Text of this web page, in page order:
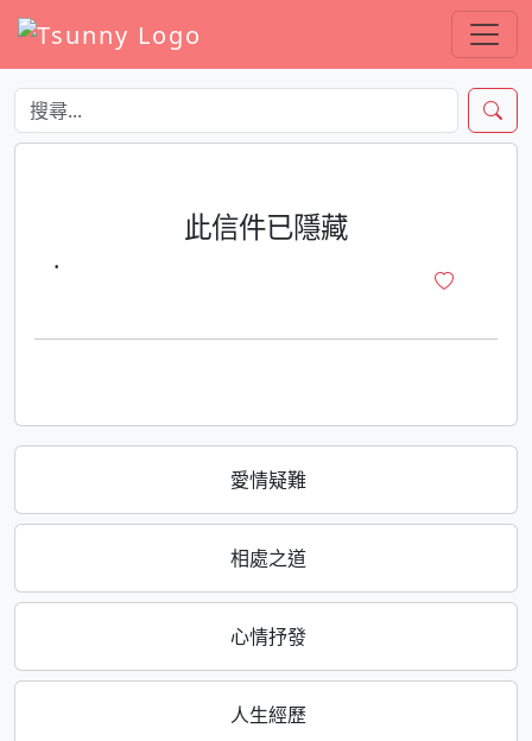
愛情疑難
相處之道
心情抒發
人生經歷
此信件已隱藏
·